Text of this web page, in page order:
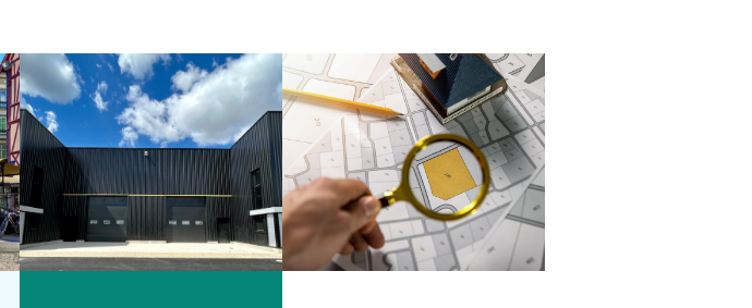
Location Location